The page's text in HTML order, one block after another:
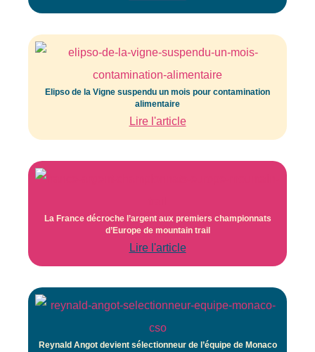
Elipso de la Vigne suspendu un mois pour contamination
alimentaire
Lire l'article
La France décroche l’argent aux premiers championnats
d’Europe de mountain trail
Lire l'article
Reynald Angot devient sélectionneur de l’équipe de Monaco